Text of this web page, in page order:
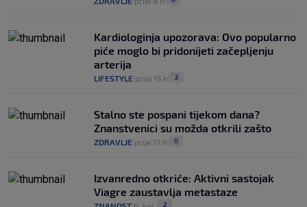
Kardiologinja upozorava: Ovo popularno
piće moglo bi pridonijeti začepljenju
arterija
LIFESTYLE prije 15 h 2
Stalno ste pospani tijekom dana?
Znanstvenici su možda otkrili zašto
ZDRAVLJE prije 17 h 0
Izvanredno otkriće: Aktivni sastojak
Viagre zaustavlja metastaze
2